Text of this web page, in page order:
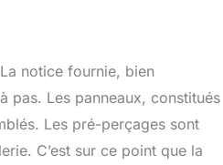
notice fournie, bien
pas. Les panneaux, constitués
Les pré-perçages sont
C’est sur ce point que la